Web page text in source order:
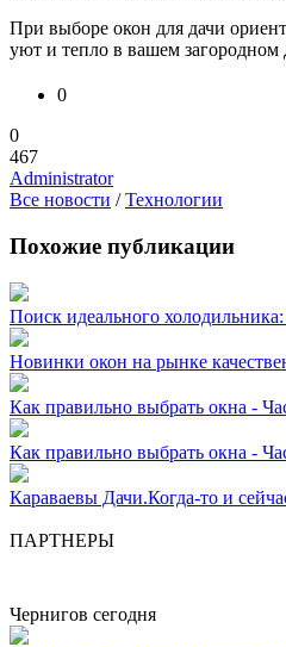
При выборе окон для дачи
уют и тепло в вашем загородном
0
0
467
Administrator
Все новости /Технологии
Похожие публикации
Поиск идеального
Новинки окон на рынке
Как правильно выбрать окна -
Как правильно выбрать окна -
Караваевы Дачи.Когда-то и
ПАРТНЕРЫ
Чернигов сегодня